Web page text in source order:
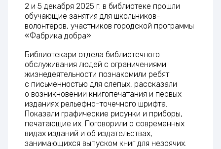
Пушкинка стала участником
2 и 5 декабря 2025 г. в библиотеке прошли
обучающие занятия для школьников-
волонтеров, участников городской программы
«Фабрика добра».
Библиотекари отдела библиотечного
обслуживания людей с ограничениями
жизнедеятельности познакомили ребят
с письменностью для слепых, рассказали
о возникновении книгопечатания и первых
изданиях рельефно-точечного шрифта.
Показали графические рисунки и приборы,
печатающие их. Поговорили о современных
видах изданий и об издательствах,
занимающихся выпуском книг для незрячих.